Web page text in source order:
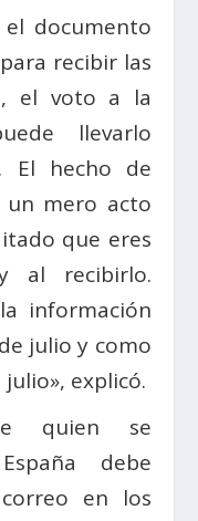
documento
recibir las
el voto a la
llevarlo
El hecho de
un mero acto
que eres
recibirlo.
información
julio y como
explicó.
quien se
debe
en los